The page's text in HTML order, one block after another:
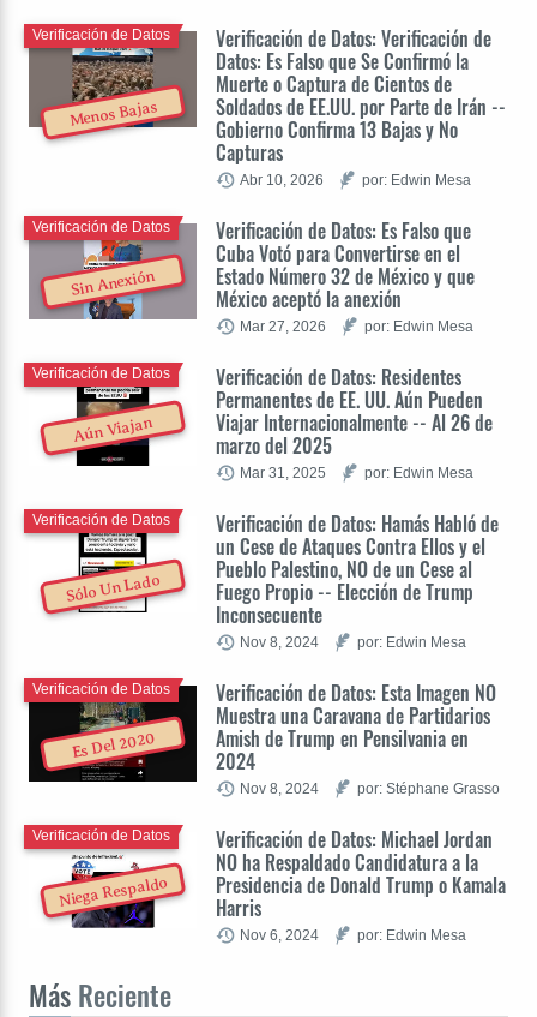
Menos Bajas
Verificación de Datos: Verificación de
Datos: Es Falso que Se Confirmó la
Muerte o Captura de Cientos de
Soldados de EE.UU. por Parte de Irán --
Gobierno Confirma 13 Bajas y No
Capturas
Verificación de Datos
Abr 10, 2026 por: Edwin Mesa
Sin Anexión
Verificación de Datos: Es Falso que
Cuba Votó para Convertirse en el
Estado Número 32 de México y que
México aceptó la anexión
Verificación de Datos
Mar 27, 2026 por: Edwin Mesa
Aún Viajan
Verificación de Datos: Residentes
Permanentes de EE. UU. Aún Pueden
Viajar Internacionalmente -- Al 26 de
marzo del 2025
Verificación de Datos
Mar 31, 2025 por: Edwin Mesa
Sólo Un Lado
Verificación de Datos: Hamás Habló de
un Cese de Ataques Contra Ellos y el
Pueblo Palestino, NO de un Cese al
Fuego Propio -- Elección de Trump
Inconsecuente
Verificación de Datos
Nov 8, 2024 por: Edwin Mesa
Es Del 2020
Verificación de Datos: Esta Imagen NO
Muestra una Caravana de Partidarios
Amish de Trump en Pensilvania en
2024
Verificación de Datos
Nov 8, 2024 por: Stéphane Grasso
Niega Respaldo
Verificación de Datos: Michael Jordan
NO ha Respaldado Candidatura a la
Presidencia de Donald Trump o Kamala
Harris
Verificación de Datos
Nov 6, 2024 por: Edwin Mesa
Más Reciente